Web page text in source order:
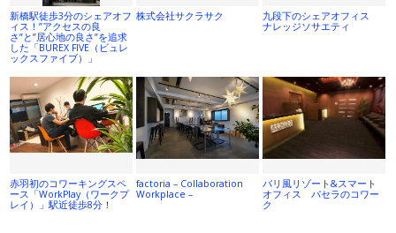
新橋駅徒歩3分のシェアオフ
ィス！”アクセスの良
さ”と”居心地の良さ”を追求
した「BUREX FIVE（ビュレ
ックスファイブ）」
株式会社サクラサク
九段下のシェアオフィス
ナレッジソサエティ
赤羽初のコワーキングスペ
ース「WorkPlay（ワークプ
レイ）」駅近徒歩8分！
factoria – Collaboration
Workplace –
バリ風リゾート&スマート
オフィス パセラのコワー
ク